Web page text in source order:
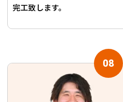
完工致します。